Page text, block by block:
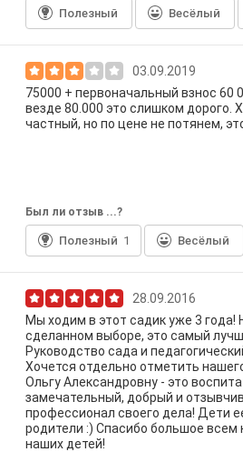
Полезный Весёлый
03.09.2019
75000 + первоначальный взнос 60
везде 80.000 это слишком дорого.
частный, но по цене не потянем,
Был ли отзыв ...?
Полезный 1 Весёлый
28.09.2016
Мы ходим в этот садик уже 3 года!
сделанном выборе, это самый
Руководство сада и
Хочется отдельно отметить
Ольгу Александровну - это
замечательный, добрый и
профессионал своего дела! Дети
родители :) Спасибо большое всем
наших детей!